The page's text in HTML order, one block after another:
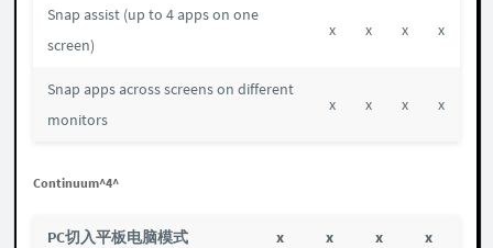
Snap assist (up to 4 apps on one
screen)
x x x x
Snap apps across screens on different
monitors
x x x x
Continuum^4^
PC切入平板电脑模式 x x x x